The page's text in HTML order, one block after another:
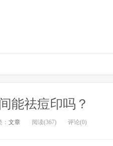
能祛痘印吗？
文章 阅读(367) 评论(0)